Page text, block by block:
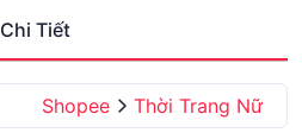
Chi Tiết
Shopee Thời Trang Nữ